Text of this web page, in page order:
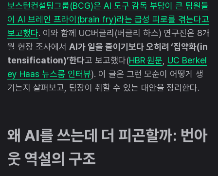
보스턴컨설팅그룹(BCG)은 AI 도구 감독 부담이 큰 팀원들
이 AI 브레인 프라이(brain fry)라는 급성 피로를 겪는다고
보고했다. 이와 함께 UC버클리(버클리 하스) 연구진은 8개
월 현장 조사에서 AI가 일을 줄이기보다 오히려 ‘집약화(in
tensification)’한다고 보고했다(HBR 원문, UC Berkel
ey Haas 뉴스룸 인터뷰). 이 글은 그런 모순이 어떻게 생
기는지 살펴보고, 팀장이 취할 수 있는 대안을 정리한다.
왜 AI를 쓰는데 더 피곤할까: 번아
웃 역설의 구조